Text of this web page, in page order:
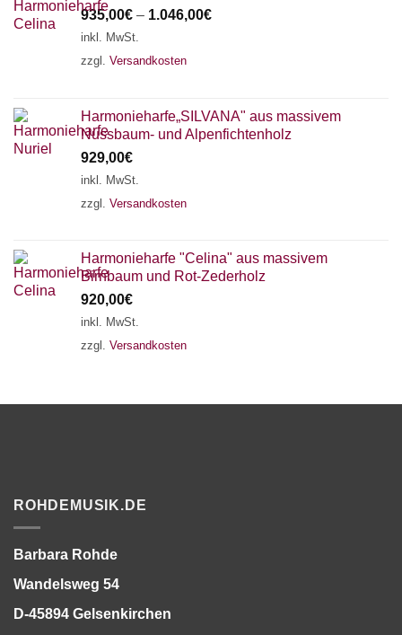
935,00€ – 1.046,00€
inkl. MwSt.
zzgl. Versandkosten
Harmonieharfe„SILVANA" aus massivem
Nussbaum- und Alpenfichtenholz
929,00€
inkl. MwSt.
zzgl. Versandkosten
Harmonieharfe "Celina" aus massivem
Birnbaum und Rot-Zederholz
920,00€
inkl. MwSt.
zzgl. Versandkosten
ROHDEMUSIK.DE
Barbara Rohde
Wandelsweg 54
D-45894 Gelsenkirchen